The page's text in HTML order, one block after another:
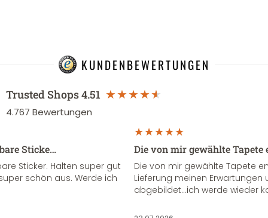
KUNDENBEWERTUNGEN
Trusted Shops4.51
4.767 Bewertungen
Sticke…
Sticker. Halten super gut
schön aus. Werde ich
Die von mir gewählte
Die von mir gewählte Tapete
Lieferung meinen Erwartungen
abgebildet...ich werde wieder